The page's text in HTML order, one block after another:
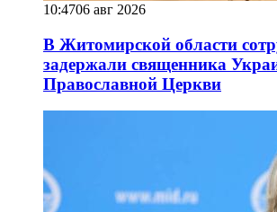
10:4706 авг 2026
В Житомирской области
задержали священника
Православной Церкви